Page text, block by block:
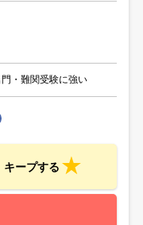
・難関受験に強い
キープする